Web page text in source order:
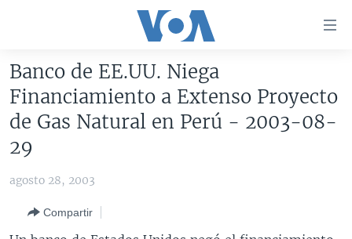
accesibilidad
contenido
principal
Salte
principal
Salte
AMÉRICA DEL NORTE
ELECCIONES EEUU 2024
Banco de EE.UU. Niega
Financiamiento a Extenso Proyecto
de Gas Natural en Perú - 2003-08-
29
agosto 28, 2003
Compartir